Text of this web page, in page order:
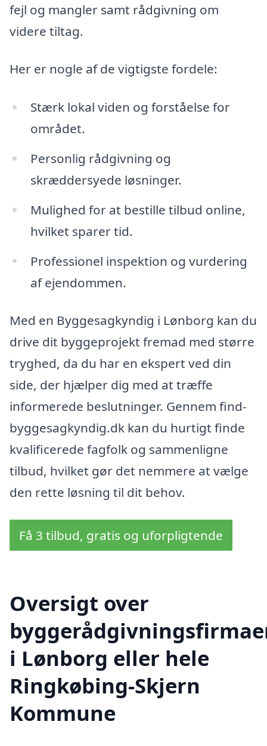
fejl og mangler samt rådgivning om
videre tiltag.
Her er nogle af de vigtigste fordele:
Stærk lokal viden og forståelse for
området.
Personlig rådgivning og
skræddersyede løsninger.
Mulighed for at bestille tilbud online,
hvilket sparer tid.
Professionel inspektion og vurdering
af ejendommen.
Med en Byggesagkyndig i Lønborg kan du
drive dit byggeprojekt fremad med større
tryghed, da du har en ekspert ved din
side, der hjælper dig med at træffe
informerede beslutninger. Gennem find-
byggesagkyndig.dk kan du hurtigt finde
kvalificerede fagfolk og sammenligne
tilbud, hvilket gør det nemmere at vælge
den rette løsning til dit behov.
Få 3 tilbud, gratis og uforpligtende
Oversigt over
i Lønborg eller hele
Ringkøbing-Skjern
Kommune